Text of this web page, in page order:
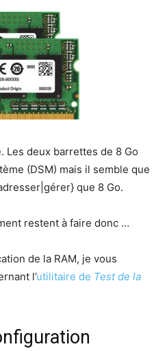
Les deux barrettes de 8 Go
(DSM) mais il semble que
que 8 Go.
restent à faire donc …
de la RAM, je vous
l’utilitaire de Test de la